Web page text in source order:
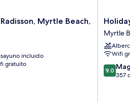
Myrtle Beach,
incluido
gratuito
Holiday
Shores
Myrtle
Beach
Myrtle
Wifi
9.0
de
9.0
357